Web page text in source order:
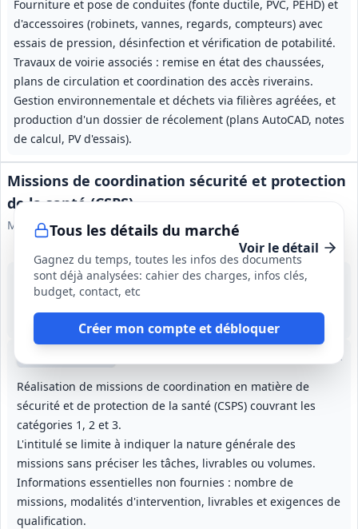
Fourniture et pose de conduites (fonte ductile, PVC, PEHD) et
d'accessoires (robinets, vannes, regards, compteurs) avec
essais de pression, désinfection et vérification de potabilité.
Travaux de voirie associés : remise en état des chaussées,
plans de circulation et coordination des accès riverains.
Gestion environnementale et déchets via filières agréées, et
production d'un dossier de récolement (plans AutoCAD, notes
de calcul, PV d'essais).
Tous les détails du marché
Gagnez du temps, toutes les infos des documents
sont déjà analysées: cahier des charges, infos clés,
budget, contact, etc
Créer mon compte et débloquer
Missions de coordination sécurité et protection
de la santé (CSPS)
Ministère des armées
Voir le détail
: CSPS cat.1-3 Lot
Réalisation de missions de coordination en matière de
sécurité et de protection de la santé (CSPS) couvrant les
catégories 1, 2 et 3.
L'intitulé se limite à indiquer la nature générale des
missions sans préciser les tâches, livrables ou volumes.
Informations essentielles non fournies : nombre de
missions, modalités d'intervention, livrables et exigences de
qualification.
31 août 2026
Île de France / Nord
Non précisé